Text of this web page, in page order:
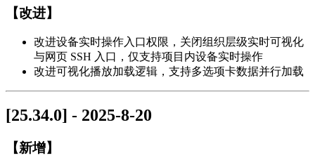
【改进】
改进设备实时操作入口权限，关闭组织层级实时可视化
与网页 SSH 入口，仅支持项目内设备实时操作
改进可视化播放加载逻辑，支持多选项卡数据并行加载
[25.34.0] - 2025-8-20
【新增】